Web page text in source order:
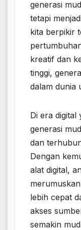
generasi
tetapi
kita berpikir
kreatif dan
tinggi,
dalam dunia
Di era digital
generasi
dan
Dengan
alat digital,
lebih cepat
akses
semakin